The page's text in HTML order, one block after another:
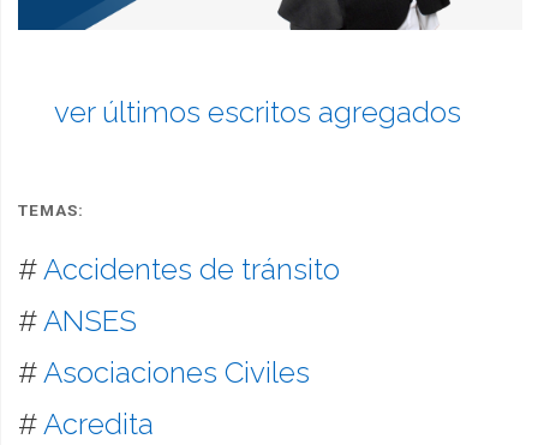
ver últimos escritos agregados
TEMAS:
# Accidentes de tránsito
# ANSES
# Asociaciones Civiles
# Acredita